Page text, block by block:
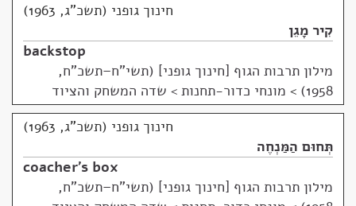
חינוך גופני (תשכ"ג, 1963)
קִיר מָגֵן
backstop
מילון תרבות הגוף [חינוך גופני] (תשי"ח–תשכ"ח,
1958)
> מונחי כדור-תחנות > שדה המשחק והציוד
חינוך גופני (תשכ"ג, 1963)
תְּחוּם הַמַּנְחֶה
coacher's box
מילון תרבות הגוף [חינוך גופני] (תשי"ח–תשכ"ח,